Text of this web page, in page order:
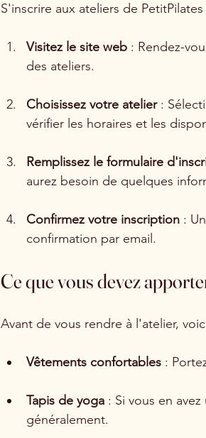
S'inscrire aux ateliers de
Visitez le site web : Rendez-
des ateliers.
Choisissez votre atelier :
vérifier les horaires et les
Remplissez le formulaire
aurez besoin de quelques
Confirmez votre inscription :
confirmation par email.
Ce que vous devez
Avant de vous rendre à l'atelier,
Vêtements confortables :
Tapis de yoga : Si vous en
généralement.